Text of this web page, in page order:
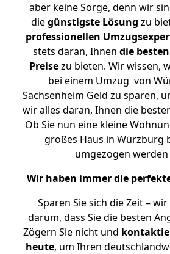
aber keine Sorge, denn wir
diegünstigste Lösung zu
professionellen
stets daran, Ihnen die
Preisezu bieten. Wir wissen,
bei einem Umzug von
Sachsenheim Geld zu sparen,
wir alles daran, Ihnen die
Ob Sie nun eine kleine
großes Haus in Würzburg
umgezogen werden
Wir haben immer die
Sparen Sie sich die Zeit –
darum, dass Sie die besten
Zögern Sie nicht und
heute, um Ihren